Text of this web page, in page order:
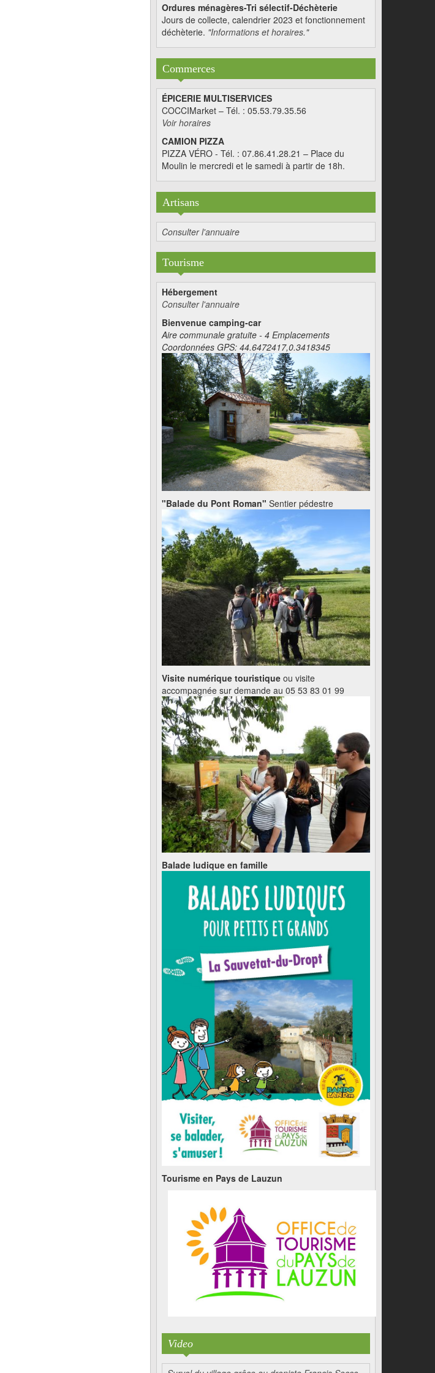
Ordures ménagères-Tri sélectif-Déchèterie
Jours de collecte, calendrier 2023 et fonctionnement
déchèterie. "Informations et horaires."
Commerces
ÉPICERIE MULTISERVICES
COCCIMarket – Tél. : 05.53.79.35.56
Voir horaires
CAMION PIZZA
PIZZA VÉRO - Tél. : 07.86.41.28.21 – Place du
Moulin le mercredi et le samedi à partir de 18h.
Artisans
Consulter l'annuaire
Tourisme
Hébergement
Consulter l'annuaire
Bienvenue camping-car
Aire communale gratuite - 4 Emplacements
Coordonnées GPS: 44.6472417,0.3418345
"Balade du Pont Roman" Sentier pédestre
Visite numérique touristique ou visite
accompagnée sur demande au 05 53 83 01 99
Balade ludique en famille
Tourisme en Pays de Lauzun
Video